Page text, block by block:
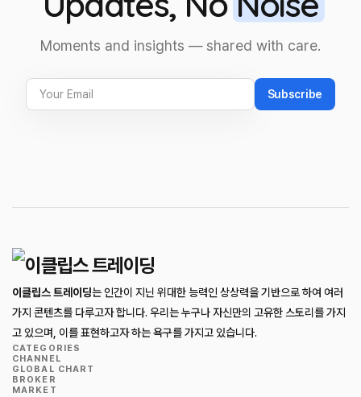
Moments and insights — shared with care.
Subscribe
이클립스 트레이딩는 인간이 지닌 위대한 능력인 상상력을 기반으로 하여 여러
가지 콘텐츠를 다루고자 합니다. 우리는 누구나 자신만의 고유한 스토리를 가지
고 있으며, 이를 표현하고자 하는 욕구를 가지고 있습니다.
CATEGORIES
CHANNEL
GLOBAL CHART
BROKER
MARKET